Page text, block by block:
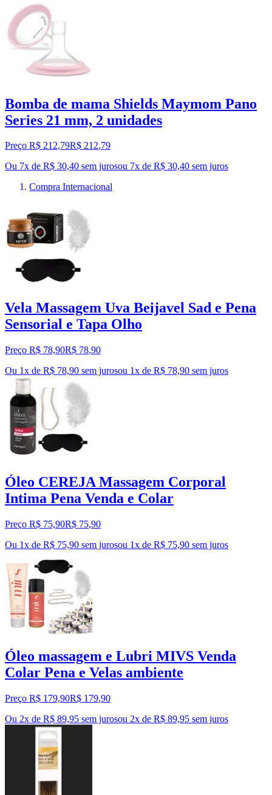
Bomba de mama Shields Maymom Pano
Series 21 mm, 2 unidades
Preço R$ 212,79R$ 212,79
Ou 7x de R$ 30,40 sem jurosou 7x de R$ 30,40 sem juros
Compra Internacional
Vela Massagem Uva Beijavel Sad e Pena
Sensorial e Tapa Olho
Preço R$ 78,90R$ 78,90
Ou 1x de R$ 78,90 sem jurosou 1x de R$ 78,90 sem juros
Óleo CEREJA Massagem Corporal
Intima Pena Venda e Colar
Preço R$ 75,90R$ 75,90
Ou 1x de R$ 75,90 sem jurosou 1x de R$ 75,90 sem juros
Óleo massagem e Lubri MIVS Venda
Colar Pena e Velas ambiente
Preço R$ 179,90R$ 179,90
Ou 2x de R$ 89,95 sem jurosou 2x de R$ 89,95 sem juros